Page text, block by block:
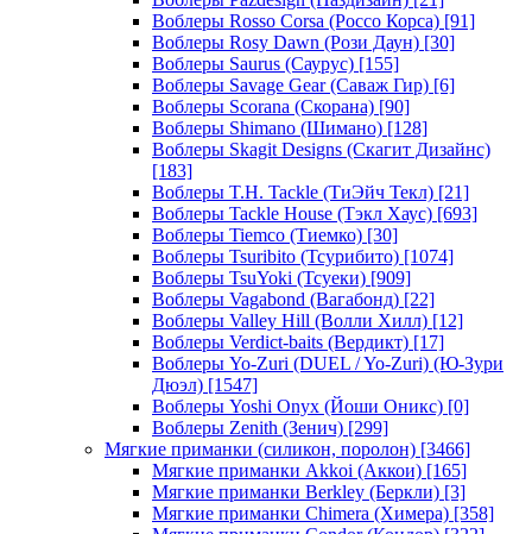
Воблеры Rosso Corsa (Россо Корса) [91]
Воблеры Rosy Dawn (Рози Даун) [30]
Воблеры Saurus (Саурус) [155]
Воблеры Savage Gear (Саваж Гир) [6]
Воблеры Scorana (Скорана) [90]
Воблеры Shimano (Шимано) [128]
Воблеры Skagit Designs (Скагит Дизайнс)
[183]
Воблеры T.H. Tackle (ТиЭйч Текл) [21]
Воблеры Tackle House (Тэкл Хаус) [693]
Воблеры Tiemco (Тиемко) [30]
Воблеры Tsuribito (Тсурибито) [1074]
Воблеры TsuYoki (Тсуеки) [909]
Воблеры Vagabond (Вагабонд) [22]
Воблеры Valley Hill (Волли Хилл) [12]
Воблеры Verdict-baits (Вердикт) [17]
Воблеры Yo-Zuri (DUEL / Yo-Zuri) (Ю-Зури
Дюэл) [1547]
Воблеры Yoshi Onyx (Йоши Оникс) [0]
Воблеры Zenith (Зенич) [299]
Мягкие приманки (силикон, поролон) [3466]
Мягкие приманки Akkoi (Аккои) [165]
Мягкие приманки Berkley (Беркли) [3]
Мягкие приманки Chimera (Химера) [358]